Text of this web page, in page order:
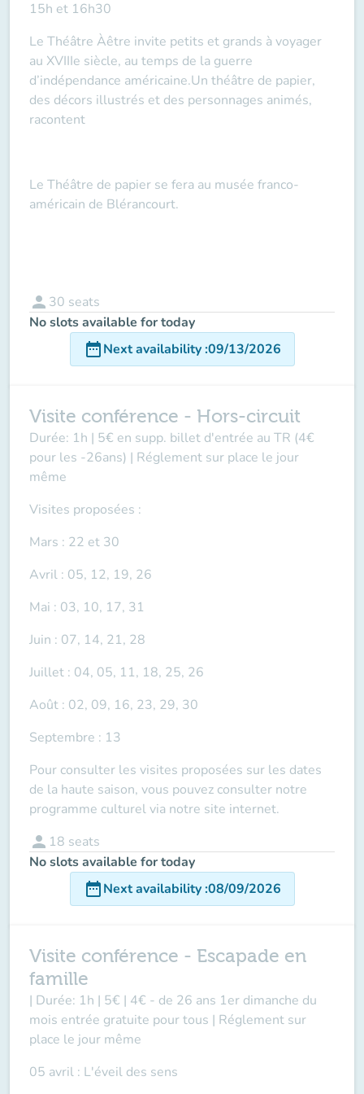
15h et 16h30
Le Théâtre Àêtre invite petits et grands à voyager
au XVIIIe siècle, au temps de la guerre
d’indépendance américaine.Un théâtre de papier,
des décors illustrés et des personnages animés,
racontent
Le Théâtre de papier se fera au musée franco-
américain de Blérancourt.
person 30 seats
No slots available for today
date_rangeNext availability:09/13/2026
Visite conférence - Hors-circuit
Durée: 1h | 5€ en supp. billet d'entrée au TR (4€
pour les -26ans) | Réglement sur place le jour
même
Visites proposées :
Mars : 22 et 30
Avril : 05, 12, 19, 26
Mai : 03, 10, 17, 31
Juin : 07, 14, 21, 28
Juillet : 04, 05, 11, 18, 25, 26
Août : 02, 09, 16, 23, 29, 30
Septembre : 13
Pour consulter les visites proposées sur les dates
de la haute saison, vous pouvez consulter notre
programme culturel via notre site internet.
person 18 seats
No slots available for today
date_rangeNext availability:08/09/2026
Visite conférence - Escapade en
famille
| Durée: 1h | 5€ | 4€ - de 26 ans 1er dimanche du
mois entrée gratuite pour tous | Réglement sur
place le jour même
05 avril : L'éveil des sens